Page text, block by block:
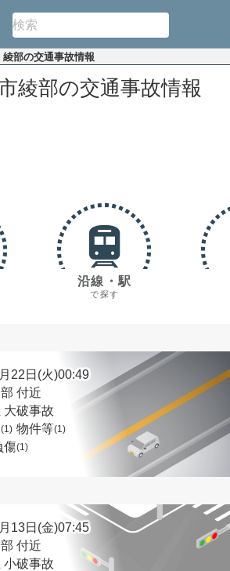
綾部の交通事故情報
綾部の交通事故情報
沿線・駅
で探す
22日(火)00:49
付近
大破事故
(1) 物件等(1)
傷(1)
13日(金)07:45
付近
小破事故